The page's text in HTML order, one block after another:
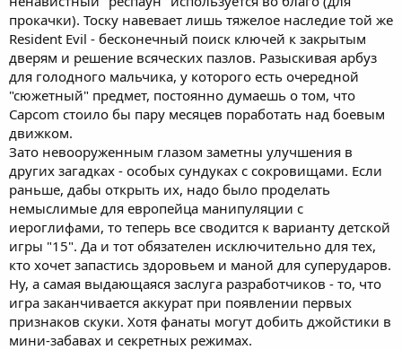
прокачки). Тоску навевает лишь тяжелое наследие той же
Resident Evil - бесконечный поиск ключей к закрытым
дверям и решение всяческих пазлов. Разыскивая арбуз
для голодного мальчика, у которого есть очередной
"сюжетный" предмет, постоянно думаешь о том, что
Capcom стоило бы пару месяцев поработать над боевым
движком.
Зато невооруженным глазом заметны улучшения в
других загадках - особых сундуках с сокровищами. Если
раньше, дабы открыть их, надо было проделать
немыслимые для европейца манипуляции с
иероглифами, то теперь все сводится к варианту детской
игры "15". Да и тот обязателен исключительно для тех,
кто хочет запастись здоровьем и маной для суперударов.
Ну, а самая выдающаяся заслуга разработчиков - то, что
игра заканчивается аккурат при появлении первых
признаков скуки. Хотя фанаты могут добить джойстики в
мини-забавах и секретных режимах.